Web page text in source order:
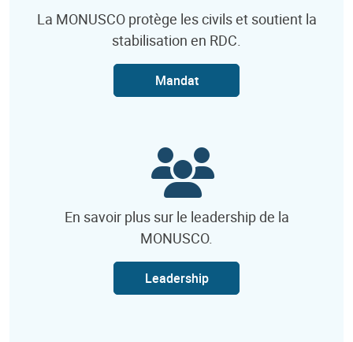
La MONUSCO protège les civils et soutient la
stabilisation en RDC.
Mandat
En savoir plus sur le leadership de la
MONUSCO.
Leadership